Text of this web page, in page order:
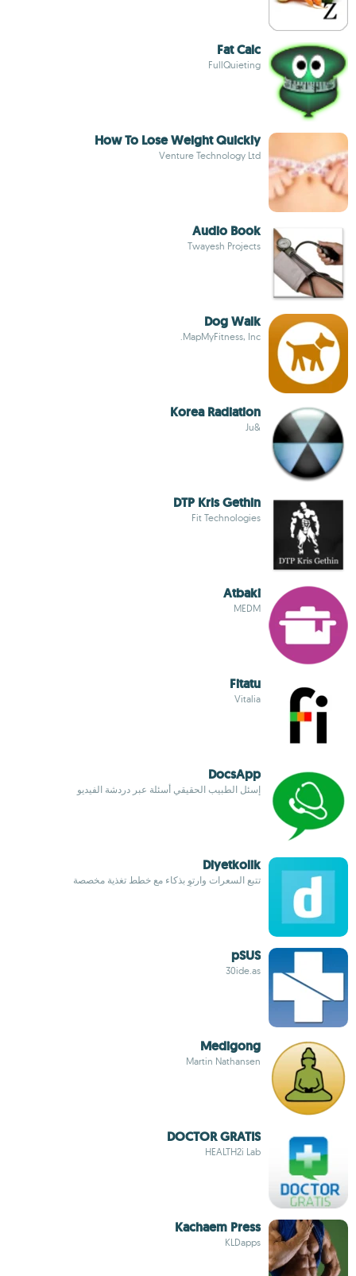
Fat Calc
FullQuieting
How To Lose Weight Quickly
Venture Technology Ltd
Audio Book
Twayesh Projects
Dog Walk
MapMyFitness, Inc.
Korea Radiation
&Ju
DTP Kris Gethin
Fit Technologies
Atbaki
MEDM
Fitatu
Vitalia
DocsApp
إسئل الطبيب الحقيقي أسئلة عبر دردشة الفيديو
Diyetkolik
تتبع السعرات وارتوِ بذكاء مع خطط تغذية مخصصة
pSUS
30ide.as
Medigong
Martin Nathansen
DOCTOR GRATIS
HEALTH2i Lab
Kachaem Press
KLDapps